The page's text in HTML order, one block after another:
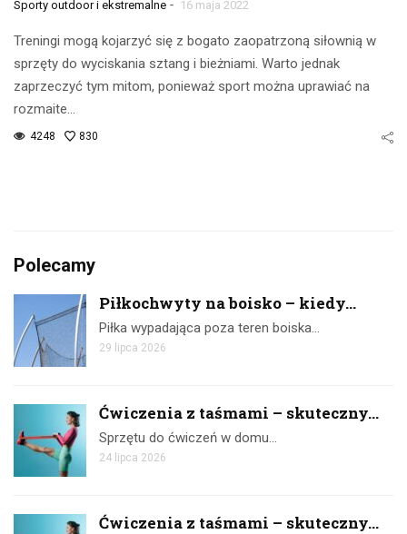
Sporty outdoor i ekstremalne - 16 maja 2022
Treningi mogą kojarzyć się z bogato zaopatrzoną siłownią w
sprzęty do wyciskania sztang i bieżniami. Warto jednak
zaprzeczyć tym mitom, ponieważ sport można uprawiać na
rozmaite…
4248 830
Polecamy
Piłkochwyty na boisko – kiedy...
Piłka wypadająca poza teren boiska…
29 lipca 2026
Ćwiczenia z taśmami – skuteczny...
Sprzętu do ćwiczeń w domu…
24 lipca 2026
Ćwiczenia z taśmami – skuteczny...